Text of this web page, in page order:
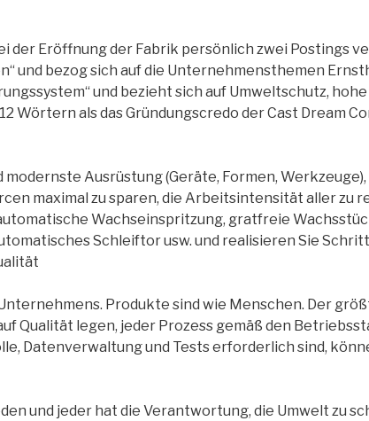
der Eröffnung der Fabrik persönlich zwei Postings
und bezog sich auf die Unternehmensthemen
und bezieht sich auf Umweltschutz,
Wörtern als das Gründungscredo der Cast Dream
modernste Ausrüstung (Geräte, Formen,
maximal zu sparen, die Arbeitsintensität aller zu
Wachseinspritzung, gratfreie
Schleiftor usw. und realisieren Sie
Produkte sind wie Menschen. Der
Qualität legen, jeder Prozess gemäß den
Datenverwaltung und Tests erforderlich sind,
und jeder hat die Verantwortung, die Umwelt zu